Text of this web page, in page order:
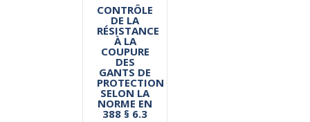
CONTRÔLE
DE LA
RÉSISTANCE
À LA
COUPURE
DES
GANTS DE
PROTECTION
SELON LA
NORME EN
388 § 6.3